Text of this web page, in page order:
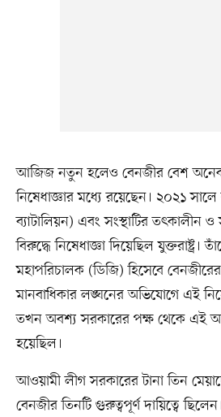
আজিজ নতুন হলেও বেনজীর বেশ অনেক
নিষেধাজ্ঞার মধ্যে রয়েছেন। ২০২১
ব্যাটালিয়ন) এবং সংস্থাটির তৎকালীন ও
বিরুদ্ধে নিষেধাজ্ঞা দিয়েছিল যুক্তরাষ্ট্র।
মহাপরিচালক (ডিজি) হিসেবে
মানবাধিকার লঙ্ঘনের অভিযোগে এই
তখন অবশ্য সরকারের পক্ষ থেকে এই
হয়েছিল।
আওয়ামী লীগ সরকারের টানা তিন
বেনজীর তিনটি গুরুত্বপূর্ণ দায়িত্বে